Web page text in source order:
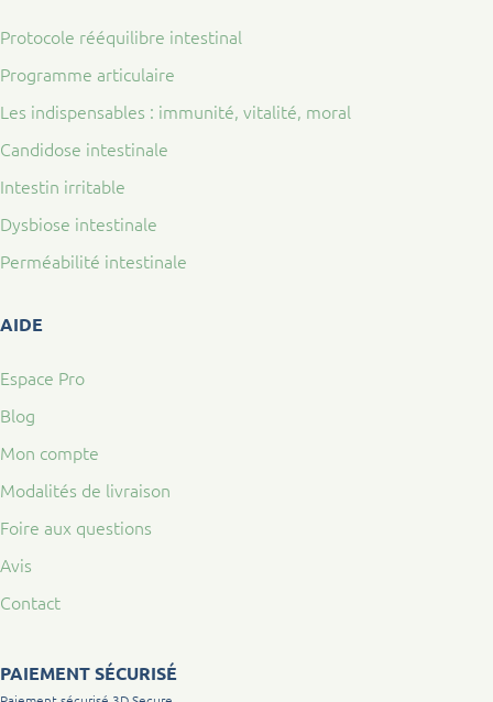
Protocole rééquilibre intestinal
Programme articulaire
Les indispensables : immunité, vitalité, moral
Candidose intestinale
Intestin irritable
Dysbiose intestinale
Perméabilité intestinale
AIDE
Espace Pro
Blog
Mon compte
Modalités de livraison
Foire aux questions
Avis
Contact
PAIEMENT SÉCURISÉ